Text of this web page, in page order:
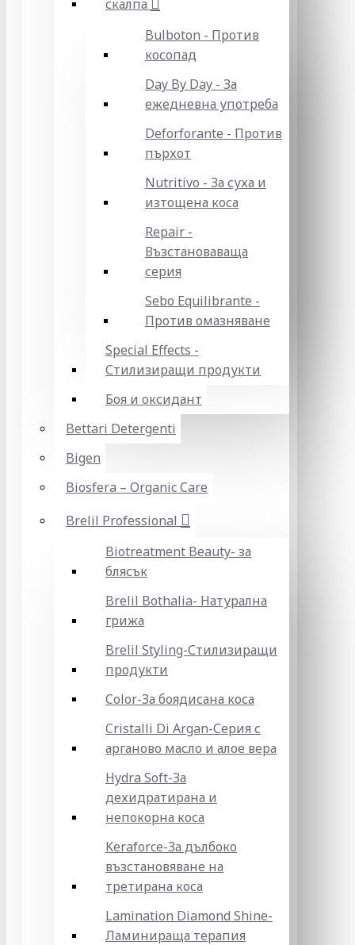
скалпа
Bulboton - Против
косопад
Day By Day - За
ежедневна употреба
Deforforante - Против
пърхот
Nutritivo - За суха и
изтощена коса
Repair -
Възстановаваща
серия
Sebo Equilibrante -
Против омазняване
Special Effects -
Стилизиращи продукти
Боя и оксидант
Bettari Detergenti
Bigen
Biosfera – Organic Care
Brelil Professional
Biotreatment Beauty- за
блясък
Brelil Bothalia- Натурална
грижа
Brelil Styling-Стилизиращи
продукти
Color-За боядисана коса
Cristalli Di Argan-Серия с
арганово масло и алое вера
Hydra Soft-За
дехидратирана и
непокорна коса
Keraforce-За дълбоко
възстановяване на
третирана коса
Lamination Diamond Shine-
Ламинираща терапия